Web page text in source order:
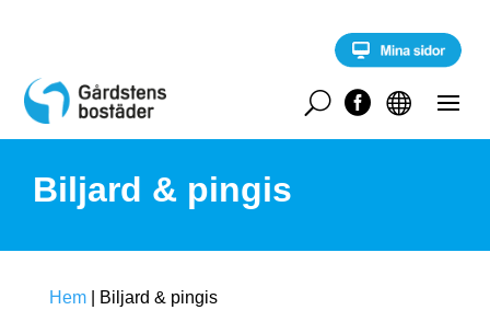
c
n


U
Biljard & pingis
Hem Biljard & pingis